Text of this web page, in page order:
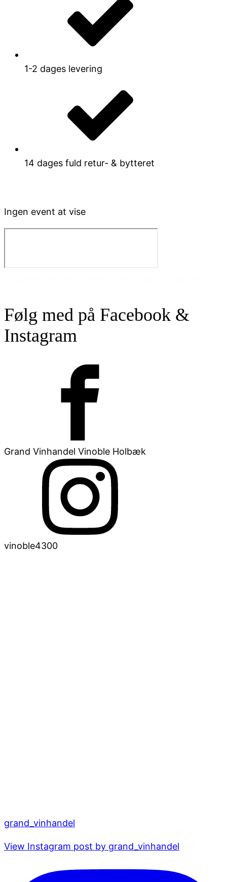
1-2 dages levering
14 dages fuld retur- & bytteret
Ingen event at vise
Følg med på Facebook &
Instagram
Grand Vinhandel Vinoble Holbæk
vinoble4300
grand_vinhandel
View Instagram post by grand_vinhandel